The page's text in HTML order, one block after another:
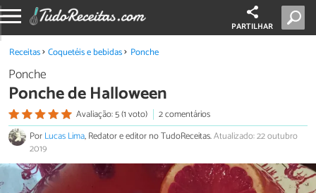
PARTILHAR
Receitas Coquetéis e bebidas Ponche
Ponche
Ponche de Halloween
Avaliação: 5 (1 voto)
2 comentários
PorLucas Lima, Redator e editor no TudoReceitas.Atualizado: 22 outubro
2019